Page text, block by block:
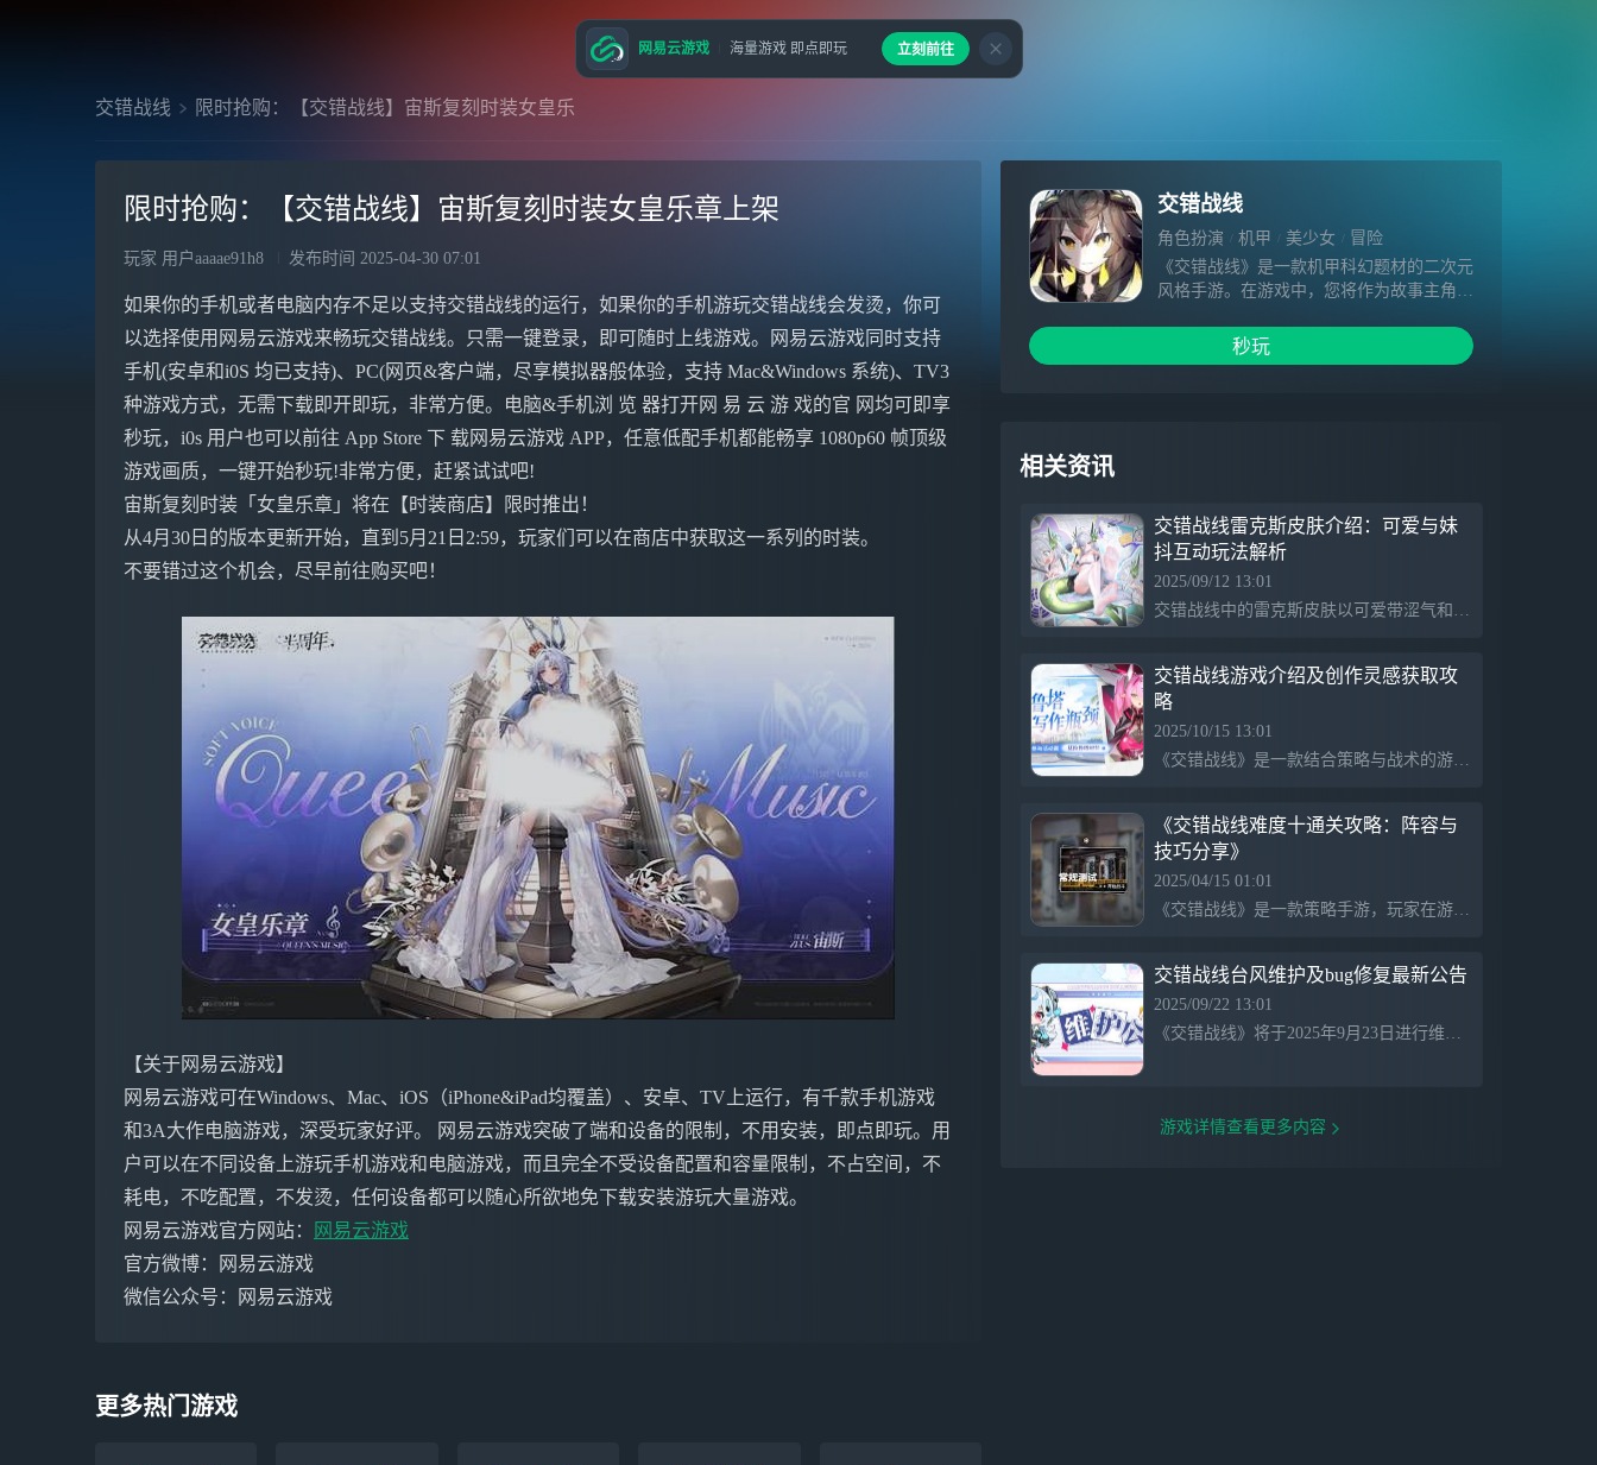
交错战线 限时抢购：【交错战线】宙斯复刻时装女皇乐
限时抢购：【交错战线】宙斯复刻时装女皇乐章上架
玩家 用户aaaae91h8 发布时间 2025-04-30 07:01
如果你的手机或者电脑内存不足以支持交错战线的运行，如果你的手机游玩交错战线会发烫，你可
以选择使用网易云游戏来畅玩交错战线。只需一键登录，即可随时上线游戏。网易云游戏同时支持
手机(安卓和i0S 均已支持)、PC(网页&客户端，尽享模拟器般体验，支持 Mac&Windows 系统)、TV3
种游戏方式，无需下载即开即玩，非常方便。电脑&手机浏 览 器打开网 易 云 游 戏的官 网均可即享
秒玩，i0s 用户也可以前往 App Store 下 载网易云游戏 APP，任意低配手机都能畅享 1080p60 帧顶级
游戏画质，一键开始秒玩!非常方便，赶紧试试吧!
宙斯复刻时装「女皇乐章」将在【时装商店】限时推出！
从4月30日的版本更新开始，直到5月21日2:59，玩家们可以在商店中获取这一系列的时装。
不要错过这个机会，尽早前往购买吧！
【关于网易云游戏】
网易云游戏可在Windows、Mac、iOS（iPhone&iPad均覆盖）、安卓、TV上运行，有千款手机游戏
和3A大作电脑游戏，深受玩家好评。 网易云游戏突破了端和设备的限制，不用安装，即点即玩。用
户可以在不同设备上游玩手机游戏和电脑游戏，而且完全不受设备配置和容量限制，不占空间，不
耗电，不吃配置，不发烫，任何设备都可以随心所欲地免下载安装游玩大量游戏。
网易云游戏官方网站：
网易云游戏
官方微博：网易云游戏
微信公众号：网易云游戏
交错战线
角色扮演 机甲 美少女
冒险
《交错战线》是一款机甲科幻题材的二次元
风格手游。在游戏中，您将作为故事主角，
在未知的星系中进行探索。探索途中会遭遇
诸多敌人，会结识志同道合的伙伴，更会在
秒玩
相关资讯
交错战线雷克斯皮肤介绍：可爱与妹
抖互动玩法解析
2025/09/12 13:01
交错战线中的雷克斯皮肤以可爱带涩气和妹抖属性为特色，互动丰富包括摸头、摸尾巴和雪糕，风格偏漫画插图，更适合观赏。通过触发动作解锁表情和互动细节，增强角色魅力，展现出小雷的羞涩和可爱，让玩家体验养女儿般的亲密感。
交错战线游戏介绍及创作灵感获取攻
略
2025/10/15 13:01
《交错战线》是一款结合策略与战术的游戏，玩家扮演指挥官，在多样的战场环境中制定战术，指挥不同兵种协作作战，体验真实的战斗策略与团队合作，跨越时间线交错展开精彩的战斗故事。
《交错战线难度十通关攻略：阵容与
技巧分享》
2025/04/15 01:01
《交错战线》是一款策略手游，玩家在游戏中需要灵活调整阵容以应对不同难度的挑战。特别是在难度十，主要敌人波塞冬和尤弥尔具有特殊的反伤机制，需选择合适的角色及buff。成功通关需要注意阵容、buff和芯片的合理更换和提升。通过高效的策略与阵容搭配，玩家可以顺利完成难度十的关卡。
交错战线台风维护及bug修复最新公告
2025/09/22 13:01
《交错战线》将于2025年9月23日进行维护，主要修复礼包提示、关卡怪物行动、美术资源、通关重置、时装出图、装备技能、世界boss技能及天赋叠加等问题，确保游戏体验。因台风影响提前维护，玩家请提前结束关卡并领取奖励，避免错过。
游戏详情查看更多内容
更多热门游戏
网易云游戏 海量游戏 即点即玩 立刻前往